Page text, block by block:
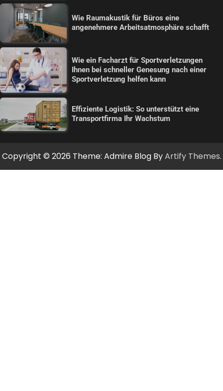
Wie Raumakustik für Büros eine
angenehmere Arbeitsatmosphäre schafft
Wie ein Facharzt für Sportverletzungen
Ihnen bei schneller Genesung nach einer
Sportverletzung helfen kann
Effiziente Logistik: So unterstützt eine
Transportfirma Ihr Wachstum
Copyright © 2026 Theme: Admire Blog ByArtify Themes.